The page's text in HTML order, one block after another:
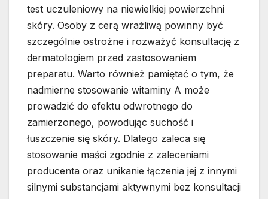
test uczuleniowy na niewielkiej powierzchni
skóry. Osoby z cerą wrażliwą powinny być
szczególnie ostrożne i rozważyć konsultację z
dermatologiem przed zastosowaniem
preparatu. Warto również pamiętać o tym, że
nadmierne stosowanie witaminy A może
prowadzić do efektu odwrotnego do
zamierzonego, powodując suchość i
łuszczenie się skóry. Dlatego zaleca się
stosowanie maści zgodnie z zaleceniami
producenta oraz unikanie łączenia jej z innymi
silnymi substancjami aktywnymi bez konsultacji